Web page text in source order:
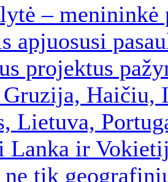
–
apjuosusi
projektus
Haičiu,
Lietuva,
Lanka ir
tik